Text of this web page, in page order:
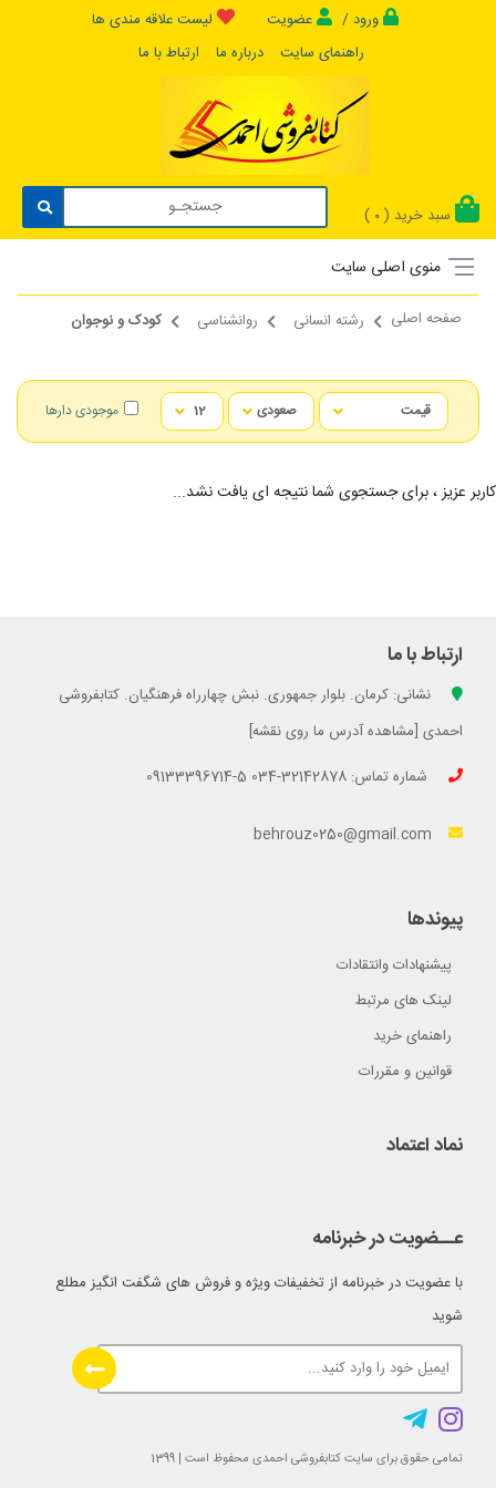
ورود / عضویت
لیست علاقه مندی ها
راهنمای سایت
درباره ما ارتباط با ما
سبد خرید ( 0
)
منوی اصلی سایت
صفحه اصلی رشته انسانی روانشناسی کودک و نوجوان
موجودی دارها
کاربر عزیز ، برای جستجوی شما نتیجه ای یافت نشد...
ارتباط با ما
نشانی: کرمان. بلوار جمهوری. نبش چهارراه فرهنگیان. کتابفروشی
احمدی [مشاهده آدرس ما روی نقشه]
شماره تماس: 32142878-034 5-09133396714
behrouz0250@gmail.com
پیوندها
پیشنهادات وانتقادات
لینک های مرتبط
راهنمای خرید
قوانین و مقررات
نماد اعتماد
عــضویت در خبرنامه
با عضویت در خبرنامه از تخفیفات ویژه و فروش های شگفت انگیز مطلع
شوید
تمامی حقوق برای سایت کتابفروشی احمدی محفوظ است | 1399